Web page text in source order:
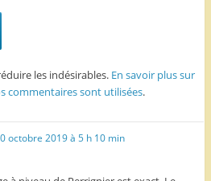
les indésirables. En savoir plus sur
commentaires sont utilisées.
octobre 2019 à 5 h 10 min